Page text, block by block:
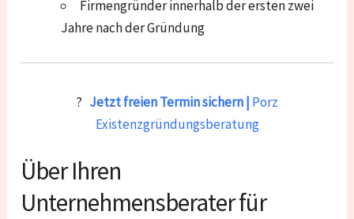
Firmengründer innerhalb der ersten zwei
Jahre nach der Gründung
? Jetzt freien Termin sichern | Porz
Existenzgründungsberatung
Über Ihren
Unternehmensberater für